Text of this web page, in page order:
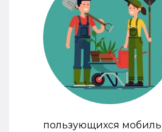
пользующихся